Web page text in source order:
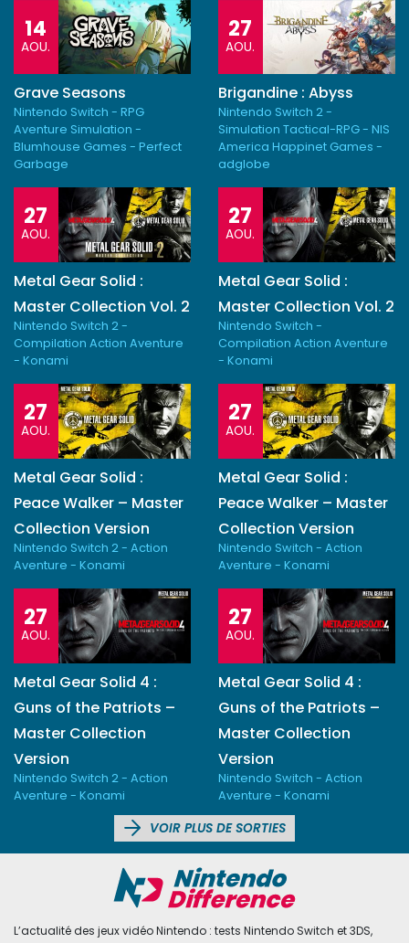
14
AOU.
Grave Seasons
Nintendo Switch - RPG
Aventure Simulation -
Blumhouse Games - Perfect
Garbage
27
AOU.
Brigandine : Abyss
Nintendo Switch 2 -
Simulation Tactical-RPG - NIS
America Happinet Games -
adglobe
27
AOU.
Metal Gear Solid :
Master Collection Vol. 2
Nintendo Switch 2 -
Compilation Action Aventure
- Konami
27
AOU.
Metal Gear Solid :
Master Collection Vol. 2
Nintendo Switch -
Compilation Action Aventure
- Konami
27
AOU.
Metal Gear Solid :
Peace Walker – Master
Collection Version
Nintendo Switch 2 - Action
Aventure - Konami
27
AOU.
Metal Gear Solid :
Peace Walker – Master
Collection Version
Nintendo Switch - Action
Aventure - Konami
27
AOU.
Metal Gear Solid 4 :
Guns of the Patriots –
Master Collection
Version
Nintendo Switch 2 - Action
Aventure - Konami
27
AOU.
Metal Gear Solid 4 :
Guns of the Patriots –
Master Collection
Version
Nintendo Switch - Action
Aventure - Konami
VOIR PLUS DE SORTIES
L’actualité des jeux vidéo Nintendo : tests Nintendo Switch et 3DS,